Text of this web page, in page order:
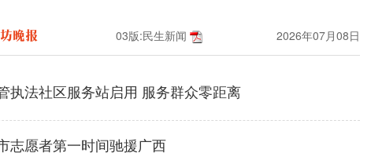
03版:民生新闻 2026年07月08日
执法社区服务站启用 服务群众零距离
志愿者第一时间驰援广西